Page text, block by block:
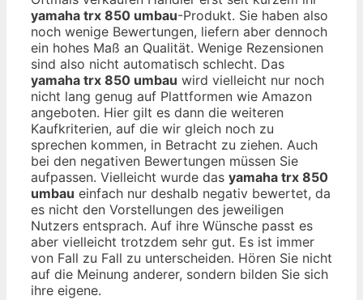
yamaha trx 850 umbau-Produkt. Sie haben also
noch wenige Bewertungen, liefern aber dennoch
ein hohes Maß an Qualität. Wenige Rezensionen
sind also nicht automatisch schlecht. Das
yamaha trx 850 umbau wird vielleicht nur noch
nicht lang genug auf Plattformen wie Amazon
angeboten. Hier gilt es dann die weiteren
Kaufkriterien, auf die wir gleich noch zu
sprechen kommen, in Betracht zu ziehen. Auch
bei den negativen Bewertungen müssen Sie
aufpassen. Vielleicht wurde das yamaha trx 850
umbau einfach nur deshalb negativ bewertet, da
es nicht den Vorstellungen des jeweiligen
Nutzers entsprach. Auf ihre Wünsche passt es
aber vielleicht trotzdem sehr gut. Es ist immer
von Fall zu Fall zu unterscheiden. Hören Sie nicht
auf die Meinung anderer, sondern bilden Sie sich
ihre eigene.